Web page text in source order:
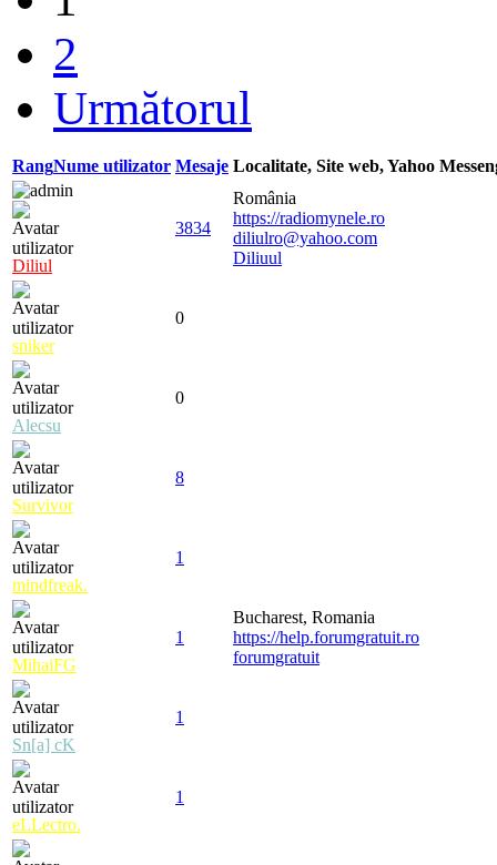
2
Următorul
RangNume utilizator Mesaje Localitate, Site web, Yahoo
Diliul
3834
România
https://radiomynele.ro
diliulro@yahoo.com
Diliuul
sniker
0
Alecsu
0
Survivor
8
mindfreak.
1
MihaiFG
1
Bucharest, Romania
https://help.forumgratuit.ro
forumgratuit
Sn[a] cK
1
eLLectro.
1